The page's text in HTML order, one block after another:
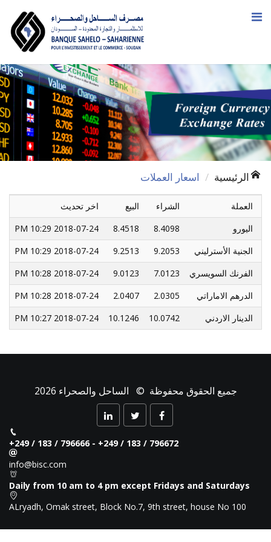
الرئيسية اسعار العملات
العملة الشراء البيع
اخر تحديث
اليورو
8.4098
8.4518
2018-07-24 10:29 PM
الجنية الأسترليني
9.2053
9.2513
2018-07-24 10:29 PM
الفرنك السويسري
7.0123
9.0123
2018-07-24 10:28 PM
الدرهم الاماراتي
2.0305
2.0407
2018-07-24 10:28 PM
الدينار الاردني
10.0742
10.1246
2018-07-24 10:27 PM
جميع الحقوق محفوظة © الساحل والصحراء 2026
+249 / 183 / 796666 - +249 / 183 / 796672
info@bisc.com
Daily from 10 am to 4 pm except Fridays and Saturdays
ALryadh, Omak street, Block No.7, 9th street, house No 100